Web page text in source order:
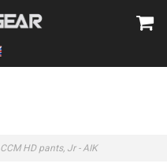
CCM HD pants, Jr - AIK